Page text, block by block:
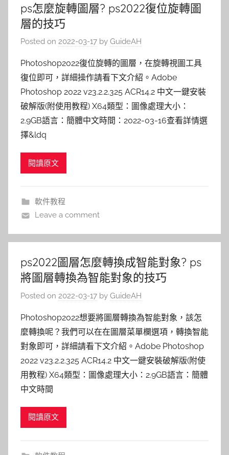
ps怎麼旋轉圖層? ps2022復位旋轉圖
層的技巧
Posted on 2022-03-17 by GuideAH
Photoshop2022復位旋轉的圖層，在旋轉視圖工具
復位即可，詳細操作請看下文介紹。Adobe
Photoshop 2022 v23.2.2.325 ACR14.2 中文一鍵安裝
破解版(附使用教程) X64類型：圖像處理大小：
2.9GB語言：簡體中文時間：2022-03-16查看詳情選
擇&ldq
閱讀原文
軟件教程
Leave a comment
ps2022圖層怎麼轉換成智能對象? ps
將圖層轉換為智能對象的技巧
Posted on 2022-03-17 by GuideAH
Photoshop2022想要將圖層轉換為智能對象，該怎
麼轉換呢？我們可以在在圖層菜單欄選項，轉換智能
對象即可，詳細請看下文介紹。Adobe Photoshop
2022 v23.2.2.325 ACR14.2 中文一鍵安裝破解版(附使
用教程) X64類型：圖像處理大小：2.9GB語言：簡體
中文時間
閱讀原文